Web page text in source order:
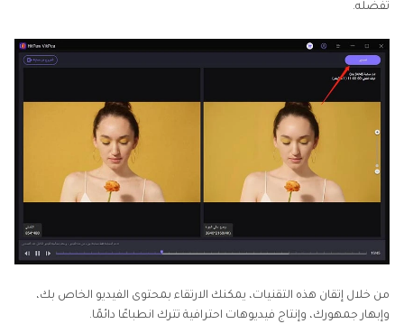
تفضله.
من خلال إتقان هذه التقنيات، يمكنك الارتقاء بمحتوى الفيديو الخاص بك،
وإبهار جمهورك، وإنتاج فيديوهات احترافية تترك انطباعًا دائمًا.